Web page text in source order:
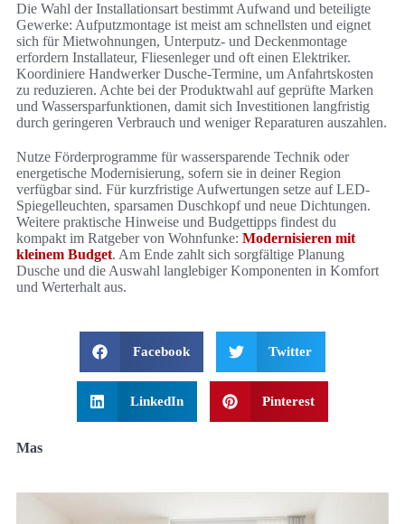
Die Wahl der Installationsart bestimmt Aufwand und beteiligte
Gewerke: Aufputzmontage ist meist am schnellsten und eignet
sich für Mietwohnungen, Unterputz- und Deckenmontage
erfordern Installateur, Fliesenleger und oft einen Elektriker.
Koordiniere Handwerker Dusche-Termine, um Anfahrtskosten
zu reduzieren. Achte bei der Produktwahl auf geprüfte Marken
und Wassersparfunktionen, damit sich Investitionen langfristig
durch geringeren Verbrauch und weniger Reparaturen auszahlen.
Nutze Förderprogramme für wassersparende Technik oder
energetische Modernisierung, sofern sie in deiner Region
verfügbar sind. Für kurzfristige Aufwertungen setze auf LED-
Spiegelleuchten, sparsamen Duschkopf und neue Dichtungen.
Weitere praktische Hinweise und Budgettipps findest du
kompakt im Ratgeber von Wohnfunke: Modernisieren mit
kleinem Budget. Am Ende zahlt sich sorgfältige Planung
Dusche und die Auswahl langlebiger Komponenten in Komfort
und Werterhalt aus.
Facebook Twitter
LinkedIn Pinterest
Mas